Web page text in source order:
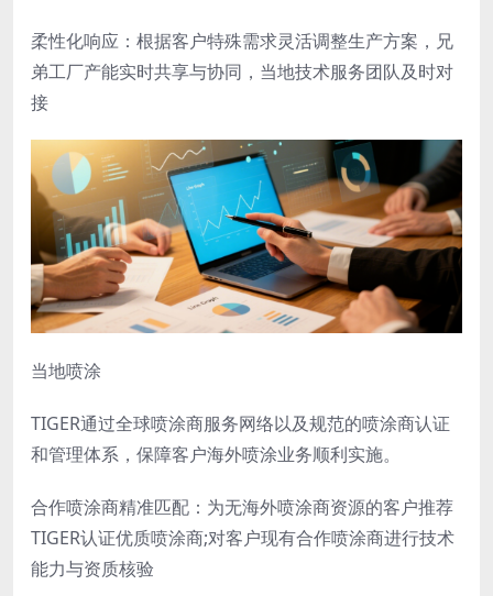
柔性化响应：根据客户特殊需求灵活调整生产方案，兄
弟工厂产能实时共享与协同，当地技术服务团队及时对
接
当地喷涂
TIGER通过全球喷涂商服务网络以及规范的喷涂商认证
和管理体系，保障客户海外喷涂业务顺利实施。
合作喷涂商精准匹配：为无海外喷涂商资源的客户推荐
TIGER认证优质喷涂商;对客户现有合作喷涂商进行技术
能力与资质核验